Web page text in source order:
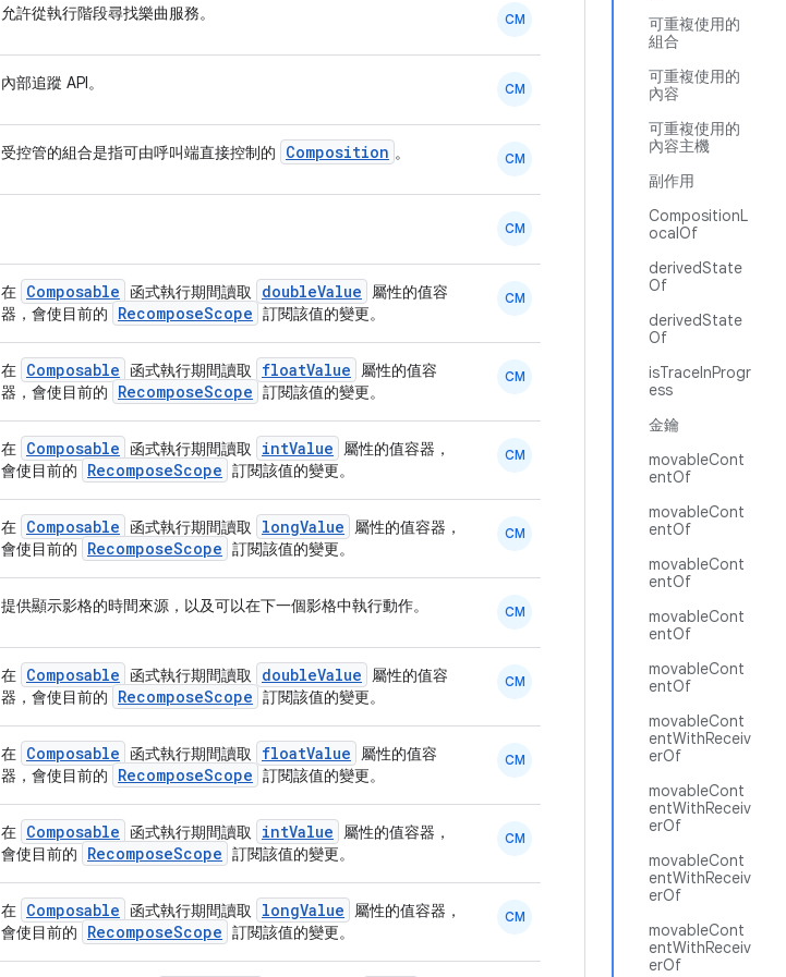
可重複使用的
組合
可重複使用的
內容
可重複使用的
內容主機
副作用
CompositionL
ocalOf
derivedState
Of
derivedState
Of
isTraceInProgr
ess
金鑰
movableCont
entOf
movableCont
entOf
movableCont
entOf
movableCont
entOf
movableCont
entOf
movableCont
entWithReceiv
erOf
movableCont
entWithReceiv
erOf
movableCont
entWithReceiv
erOf
movableCont
entWithReceiv
erOf
允許從執行階段尋找樂曲服務。 CM
內部追蹤 API。 CM
受控管的組合是指可由呼叫端直接控制的 Composition 。 CM
CM
在 Composable 函式執行期間讀取 doubleValue
屬性的值容
器，會使目前的
RecomposeScope 訂閱該值的變更。
CM
在 Composable 函式執行期間讀取 floatValue
屬性的值容
器，會使目前的
RecomposeScope 訂閱該值的變更。
CM
在 Composable 函式執行期間讀取 intValue
屬性的值容器，
會使目前的
RecomposeScope 訂閱該值的變更。
CM
在 Composable 函式執行期間讀取 longValue
屬性的值容器，
會使目前的
RecomposeScope 訂閱該值的變更。
CM
提供顯示影格的時間來源，以及可以在下一個影格中執行動作。 CM
在 Composable 函式執行期間讀取 doubleValue
屬性的值容
器，會使目前的
RecomposeScope 訂閱該值的變更。
CM
在 Composable 函式執行期間讀取 floatValue
屬性的值容
器，會使目前的
RecomposeScope 訂閱該值的變更。
CM
在 Composable 函式執行期間讀取 intValue
屬性的值容器，
會使目前的
RecomposeScope 訂閱該值的變更。
CM
在 Composable 函式執行期間讀取 longValue
屬性的值容器，
會使目前的
RecomposeScope 訂閱該值的變更。
CM